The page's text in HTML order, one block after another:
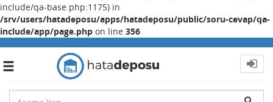
include/qa-base.php:1175) in
/srv/users/hatadeposu/apps/hatadeposu/public/soru-cevap/qa-
include/app/page.php on line 356
Toggle